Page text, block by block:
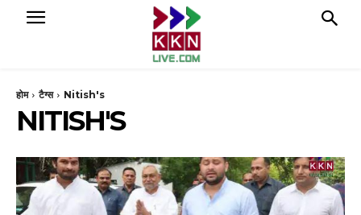
होम टैग्स Nitish's
NITISH'S